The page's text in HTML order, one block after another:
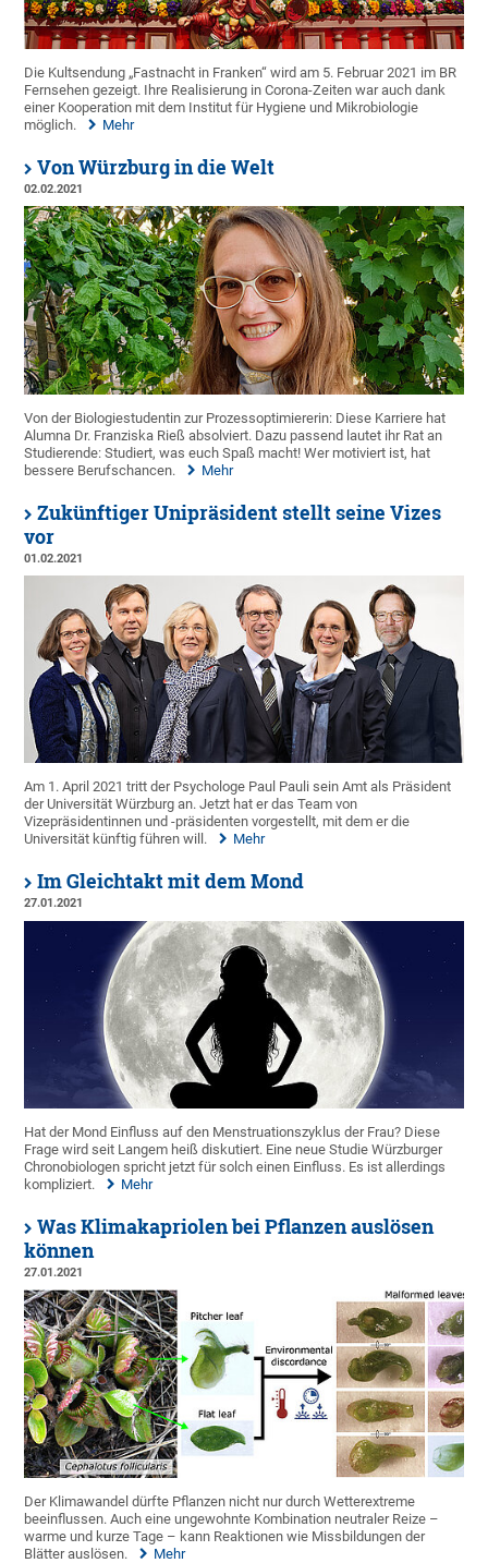
Die Kultsendung „Fastnacht in Franken“ wird am 5. Februar 2021 im BR
Fernsehen gezeigt. Ihre Realisierung in Corona-Zeiten war auch dank
einer Kooperation mit dem Institut für Hygiene und Mikrobiologie
möglich.
Mehr
Von Würzburg in die Welt
02.02.2021
Von der Biologiestudentin zur Prozessoptimiererin: Diese Karriere hat
Alumna Dr. Franziska Rieß absolviert. Dazu passend lautet ihr Rat an
Studierende: Studiert, was euch Spaß macht! Wer motiviert ist, hat
bessere Berufschancen.
Mehr
Zukünftiger Unipräsident stellt seine Vizes
vor
01.02.2021
Am 1. April 2021 tritt der Psychologe Paul Pauli sein Amt als Präsident
der Universität Würzburg an. Jetzt hat er das Team von
Vizepräsidentinnen und -präsidenten vorgestellt, mit dem er die
Universität künftig führen will.
Mehr
Im Gleichtakt mit dem Mond
27.01.2021
Hat der Mond Einfluss auf den Menstruationszyklus der Frau? Diese
Frage wird seit Langem heiß diskutiert. Eine neue Studie Würzburger
Chronobiologen spricht jetzt für solch einen Einfluss. Es ist allerdings
kompliziert.
Mehr
Was Klimakapriolen bei Pflanzen auslösen
können
27.01.2021
Der Klimawandel dürfte Pflanzen nicht nur durch Wetterextreme
beeinflussen. Auch eine ungewohnte Kombination neutraler Reize –
warme und kurze Tage – kann Reaktionen wie Missbildungen der
Blätter auslösen.
Mehr